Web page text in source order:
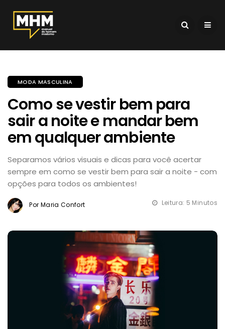
MODA MASCULINA
Como se vestir bem para
sair a noite e mandar bem
em qualquer ambiente
Separamos vários visuais e dicas para você acertar
sempre em como se vestir bem para sair a noite - com
opções para todos os ambientes!
Por Maria Confort Leitura: 5 Minutos